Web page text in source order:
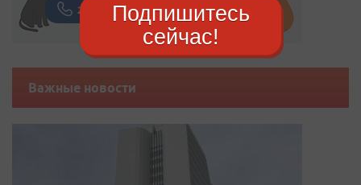
Важные новости
Подпишитесь
сейчас!